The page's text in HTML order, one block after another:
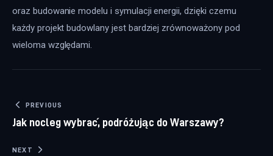
oraz budowanie modelu i symulacji energii, dzięki czemu
każdy projekt budowlany jest bardziej zrównoważony pod
wieloma względami.
Nawigacja wpisu
PREVIOUS
Jak nocleg wybrać, podróżując do Warszawy?
NEXT